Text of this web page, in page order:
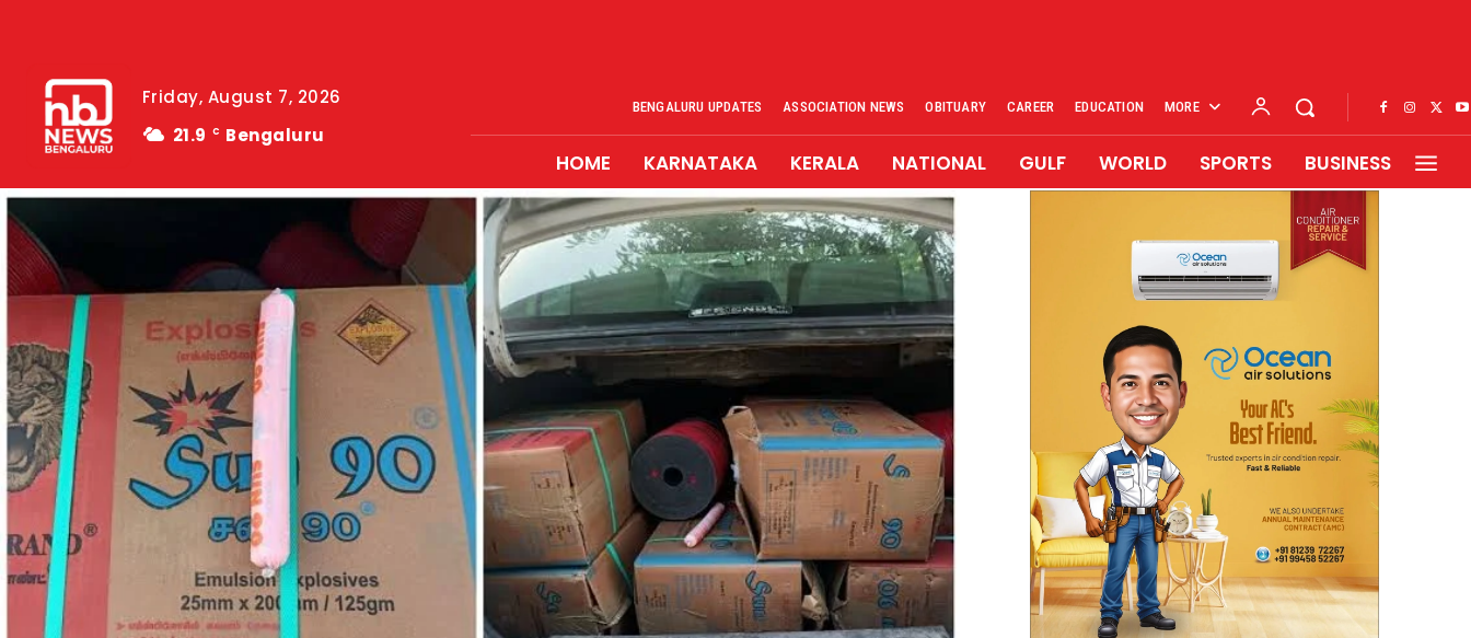
Friday, August 7, 2026
21.9
C Bengaluru
BENGALURU UPDATES ASSOCIATION NEWS OBITUARY CAREER EDUCATION MORE
HOME KARNATAKA KERALA NATIONAL GULF WORLD SPORTS BUSINESS